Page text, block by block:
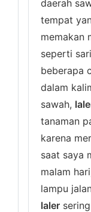
daerah
tempat
memakan
seperti
beberapa
dalam
sawah,
tanaman
karena
saat saya
malam
lampu
laler